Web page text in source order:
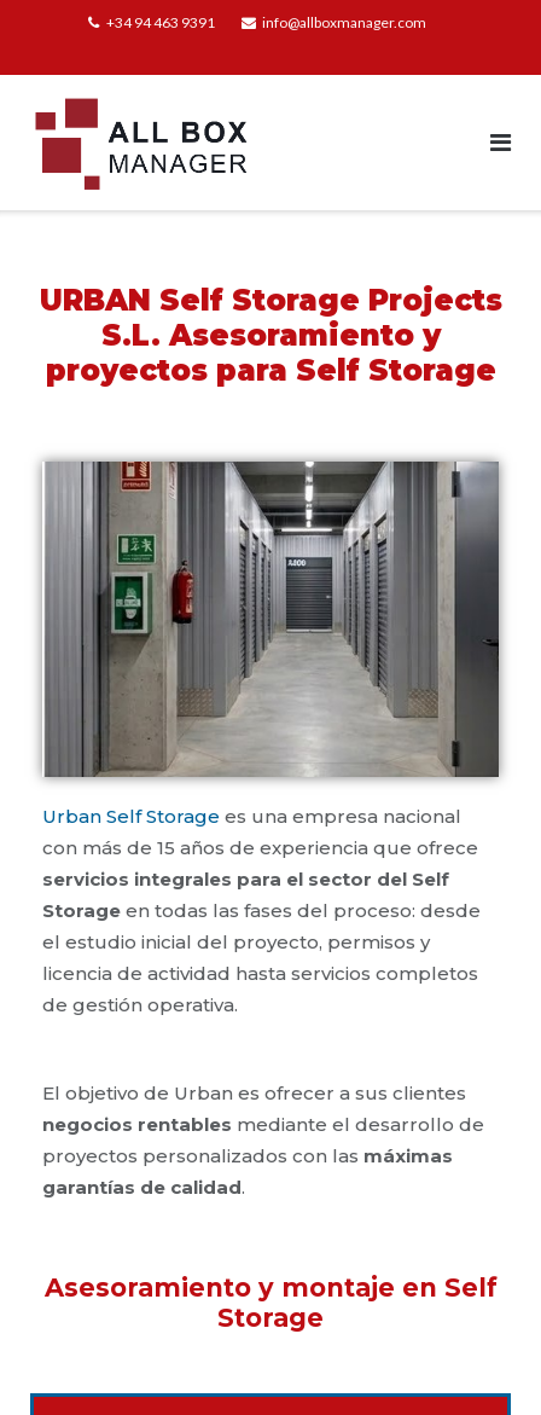
+34 94 463 9391 info@allboxmanager.com
URBAN Self Storage Projects
S.L. Asesoramiento y
proyectos para Self Storage
Urban Self Storage es una empresa nacional
con más de 15 años de experiencia que ofrece
servicios integrales para el sector del Self
Storageen todas las fases del proceso: desde
el estudio inicial del proyecto, permisos y
licencia de actividad hasta servicios completos
de gestión operativa.
El objetivo de Urban es ofrecer a sus clientes
negocios rentables mediante el desarrollo de
proyectos personalizados con las máximas
garantías de calidad.
Asesoramiento y montaje en Self
Storage